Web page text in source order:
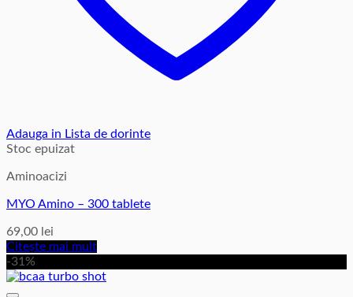
Adauga in Lista de dorinte
Stoc epuizat
Aminoacizi
MYO Amino – 300 tablete
69,00 lei
Citește mai mult
-31%